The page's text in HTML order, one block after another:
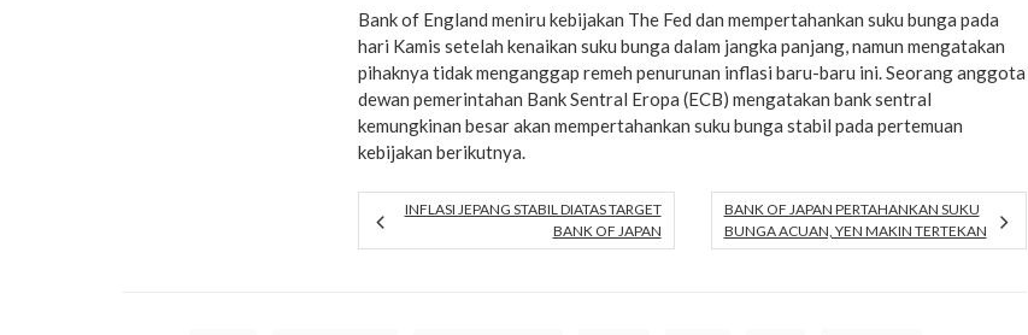
Bank of England meniru kebijakan The Fed dan mempertahankan suku bunga pada
hari Kamis setelah kenaikan suku bunga dalam jangka panjang, namun mengatakan
pihaknya tidak menganggap remeh penurunan inflasi baru-baru ini. Seorang anggota
dewan pemerintahan Bank Sentral Eropa (ECB) mengatakan bank sentral
kemungkinan besar akan mempertahankan suku bunga stabil pada pertemuan
kebijakan berikutnya.
INFLASI JEPANG STABIL DIATAS TARGET
BANK OF JAPAN
BANK OF JAPAN PERTAHANKAN SUKU
BUNGA ACUAN, YEN MAKIN TERTEKAN